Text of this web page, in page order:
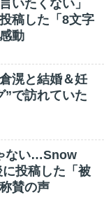
いたくない」
稿した「8文字
動
滉と結婚＆妊
”で訪れていた
ない…Snow
投稿した「被
賛の声